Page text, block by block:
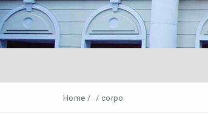
Obreros
Home / / corpo